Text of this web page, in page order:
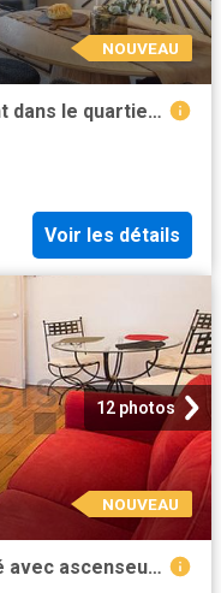
NOUVEAU
Tout savoir sur cet appartement dans le quartier Violet Commerce, à Paris 15ème
Voir les détails
12 photos
NOUVEAU
Appartement 1 chambre meublé avec ascenseur La Motte Picquet Paris 15°